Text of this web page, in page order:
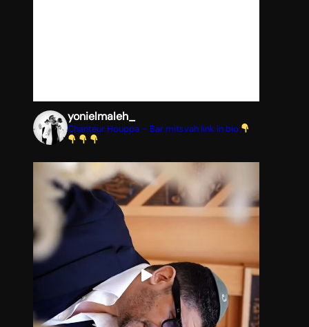
yonielmaleh_
Chanteur Houppa – Bar mitsvah link in bio